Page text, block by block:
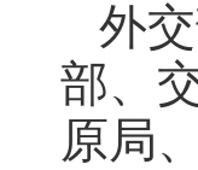
外
部、
原局